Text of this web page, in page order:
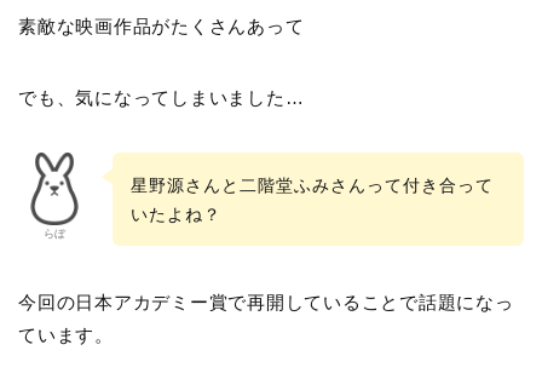
素敵な映画作品がたくさんあって
でも、気になってしまいました…
らぼ
星野源さんと二階堂ふみさんって付き合って
いたよね？
今回の日本アカデミー賞で再開していることで話題になっ
ています。